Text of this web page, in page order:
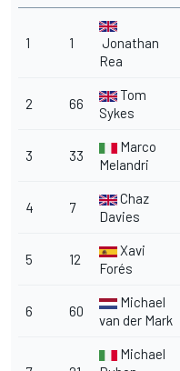
1 1
Jonathan
Rea
2 66
Tom
Sykes
3 33
Marco
Melandri
4 7
Chaz
Davies
5 12
Xavi
Forés
6 60
Michael
van der Mark
Michael